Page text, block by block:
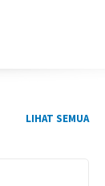
LIHAT SEMUA